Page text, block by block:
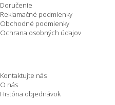
Doručenie
Reklamačné podmienky
Obchodné podmienky
Ochrana osobných údajov
Kontaktujte nás
O nás
História objednávok